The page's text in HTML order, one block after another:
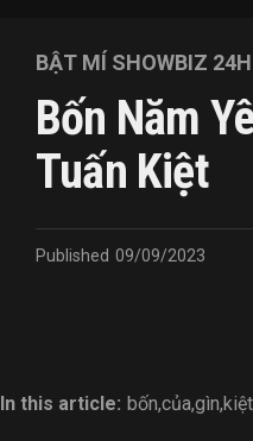
BẬT MÍ SHOWBIZ 24H
Bốn Năm
Tuấn Kiệt
Published 09/09/2023
In this article: bốn,của,gìn,kiệt